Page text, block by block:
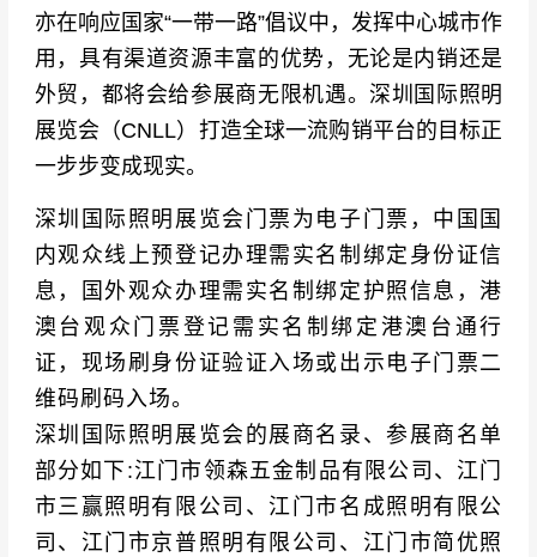
亦在响应国家“一带一路”倡议中，发挥中心城市作
用，具有渠道资源丰富的优势，无论是内销还是
外贸，都将会给参展商无限机遇。 深圳国际照明
展览会（CNLL） 打造全球一流购销平台的目标正
一步步变成现实。
深圳国际照明展览会门票为电子门票，中国国
内观众线上预登记办理需实名制绑定身份证信
息，国外观众办理需实名制绑定护照信息，港
澳台观众门票登记需实名制绑定港澳台通行
证，现场刷身份证验证入场或出示电子门票二
维码刷码入场。
深圳国际照明展览会的展商名录、参展商名单
部分如下:江门市领森五金制品有限公司、江门
市三赢照明有限公司、江门市名成照明有限公
司、江门市京普照明有限公司、江门市简优照